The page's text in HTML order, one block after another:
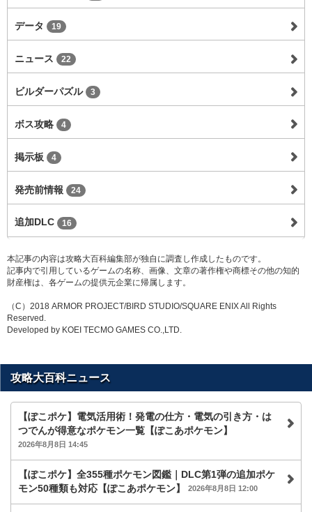
データ 19
ニュース 22
ビルダーパズル 3
ボス攻略 4
掲示板 4
発売前情報 24
追加DLC 16
本記事の内容は攻略大百科編集部が独自に調査し作成したものです。
記事内で引用しているゲームの名称、画像、文章の著作権や商標その他の知的
財産権は、各ゲームの提供元企業に帰属します。
（C）2018 ARMOR PROJECT/BIRD STUDIO/SQUARE ENIX All Rights
Reserved.
Developed by KOEI TECMO GAMES CO.,LTD.
攻略大百科ニュース
【ぽこポケ】電気活用術！発電の仕方・電気の引き方・は
つでんが得意なポケモン一覧【ぽこあポケモン】
2026年8月8日 14:45
【ぽこポケ】全355種ポケモン図鑑｜DLC第1弾の追加ポケ
モン50種類も対応【ぽこあポケモン】
2026年8月8日 12:00